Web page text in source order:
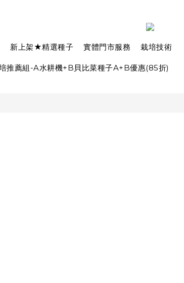
新上架★精選種子 實體門市服務 栽培技術
推薦組-A水耕機+B貝比菜種子A+B優惠(85折)